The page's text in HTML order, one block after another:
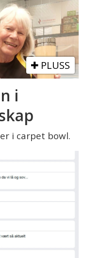
PLUSS
i
i carpet bowl.